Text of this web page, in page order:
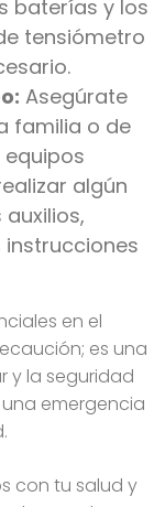
baterías y los
tensiómetro
Asegúrate
familia o de
algún
en el
es una
y la seguridad
emergencia
con tu salud y